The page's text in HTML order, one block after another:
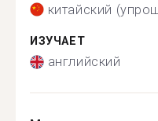
китайский
ИЗУЧАЕТ
английский